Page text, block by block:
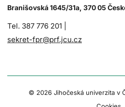
Branišovská 1645/31a, 370 05
Tel. 387 776 201 |
sekret-fpr@prf.jcu.cz
© 2026 Jihočeská univerzita v